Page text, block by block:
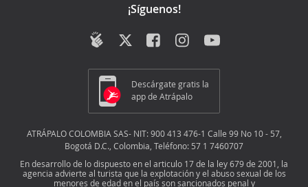
¡Síguenos!
Descárgate gratis la
app de Atrápalo
ATRÁPALO COLOMBIA SAS- NIT: 900 413 476-1 Calle 99 No 10 - 57,
Bogotá D.C., Colombia, Teléfono: 57 1 7460707
En desarrollo de lo dispuesto en el articulo 17 de la ley 679 de 2001, la
agencia advierte al turista que la explotación y el abuso sexual de los
menores de edad en el país son sancionados penal y